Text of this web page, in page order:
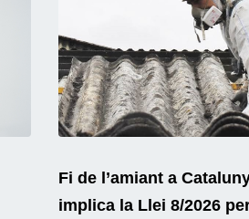
Fi de l’amiant a
implica la Llei 8/2026